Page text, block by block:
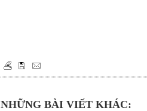
NHỮNG BÀI VIẾT KHÁC: